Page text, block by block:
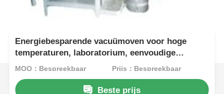
Energiebesparende vacuümoven voor hoge
temperaturen, laboratorium, eenvoudige
bediening
MOQ：Bespreekbaar Prijs：Bespreekbaar
Beste prijs